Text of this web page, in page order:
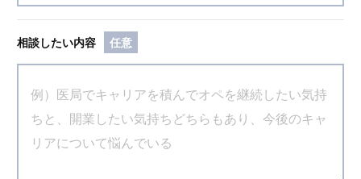
相談したい内容 任意